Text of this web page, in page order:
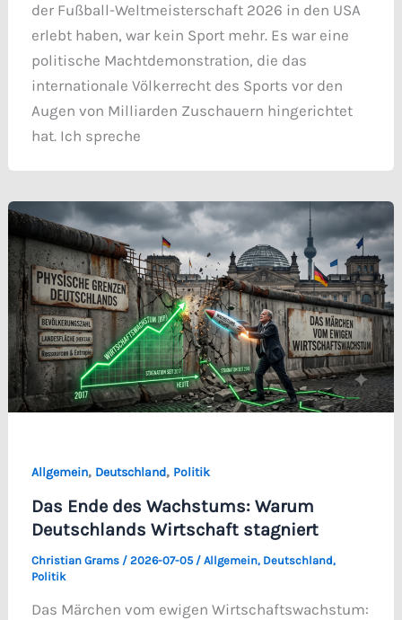
der Fußball-Weltmeisterschaft 2026 in den USA
erlebt haben, war kein Sport mehr. Es war eine
politische Machtdemonstration, die das
internationale Völkerrecht des Sports vor den
Augen von Milliarden Zuschauern hingerichtet
hat. Ich spreche
Allgemein, Deutschland, Politik
Das Ende des Wachstums: Warum
Deutschlands Wirtschaft stagniert
Christian Grams / 2026-07-05 / Allgemein, Deutschland,
Politik
Das Märchen vom ewigen Wirtschaftswachstum: